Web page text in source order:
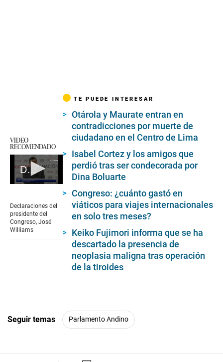
VIDEO
RECOMENDADO
Declaraciones del presidente del Congreso, José Williams
of
5
minutes,
47
Declaraciones del
presidente del
Congreso, José
Williams
TE PUEDE INTERESAR
Otárola y Maurate entran en
contradicciones por muerte de
ciudadano en el Centro de Lima
Isabel Cortez y los amigos que
perdió tras ser condecorada por
Dina Boluarte
Congreso: ¿cuánto gastó en
viáticos para viajes internacionales
en solo tres meses?
Keiko Fujimori informa que se ha
descartado la presencia de
neoplasia maligna tras operación
de la tiroides
Seguir temas Parlamento Andino